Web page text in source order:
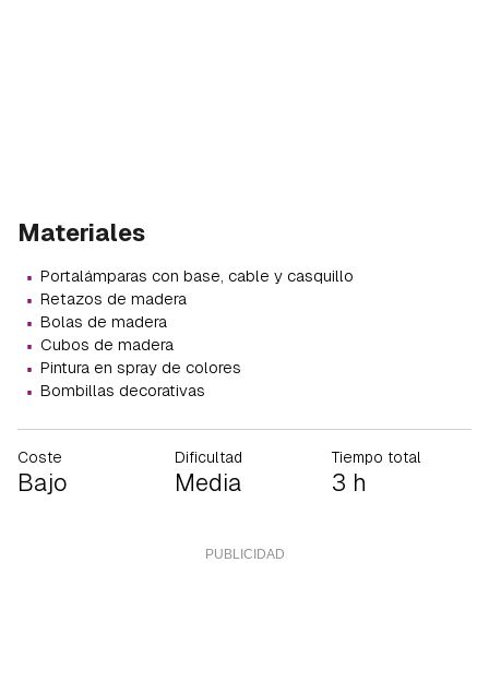
Materiales
· Portalámparas con base, cable y casquillo
· Retazos de madera
· Bolas de madera
· Cubos de madera
· Pintura en spray de colores
· Bombillas decorativas
Coste
Bajo
Dificultad
Media
Tiempo total
3 h